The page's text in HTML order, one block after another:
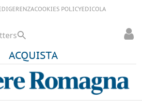
GERENZACOOKIES POLICYEDICOLA
ACQUISTA